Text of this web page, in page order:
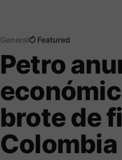
General Featured
Petro
brote de
Colombia